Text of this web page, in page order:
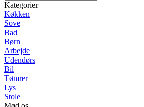
Kategorier
Køkken
Sove
Bad
Børn
Arbejde
Udendørs
Bil
Tømrer
Lys
Stole